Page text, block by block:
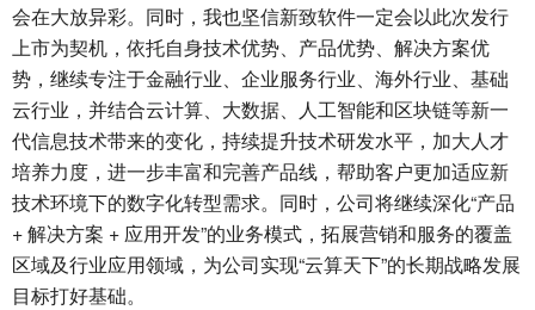
会在大放异彩。同时，我也坚信新致软件一定会以此次发行
上市为契机，依托自身技术优势、产品优势、解决方案优
势，继续专注于金融行业、企业服务行业、海外行业、基础
云行业，并结合云计算、大数据、人工智能和区块链等新一
代信息技术带来的变化，持续提升技术研发水平，加大人才
培养力度，进一步丰富和完善产品线，帮助客户更加适应新
技术环境下的数字化转型需求。同时，公司将继续深化“产品
+ 解决方案 + 应用开发”的业务模式，拓展营销和服务的覆盖
区域及行业应用领域，为公司实现“云算天下”的长期战略发展
目标打好基础。